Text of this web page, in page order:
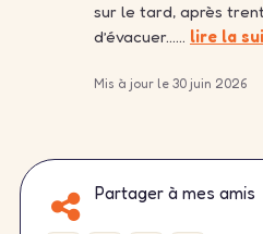
sur le tard, après
d’évacuer…… lire la
Mis à jour le 30 juin 2026
Partager à mes amis